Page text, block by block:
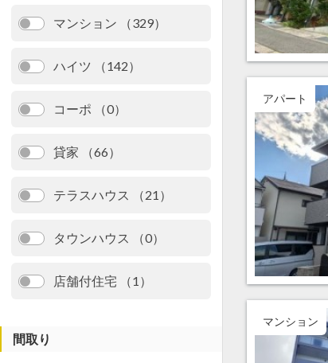
マンション （329）
ハイツ （142）
コーポ （0）
貸家 （66）
テラスハウス （21）
タウンハウス （0）
店舗付住宅 （1）
間取り
アパート
マンション